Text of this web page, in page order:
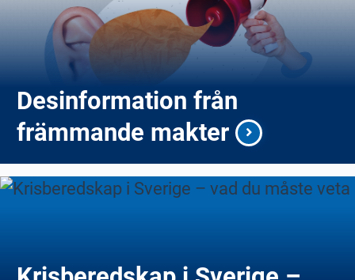
Desinformation från
främmande makter